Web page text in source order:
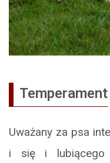
Temperament
Uważany za psa
i się i lubiącego